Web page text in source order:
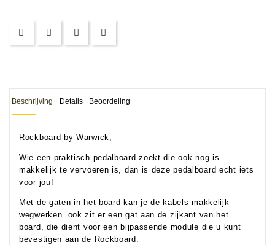
&
DIENSTEN
Beschrijving Details Beoordeling
Rockboard by Warwick,
Wie een praktisch pedalboard zoekt die ook nog is
makkelijk te vervoeren is, dan is deze pedalboard echt iets
voor jou!
Met de gaten in het board kan je de kabels makkelijk
wegwerken. ook zit er een gat aan de zijkant van het
board, die dient voor een bijpassende module die u kunt
bevestigen aan de Rockboard.